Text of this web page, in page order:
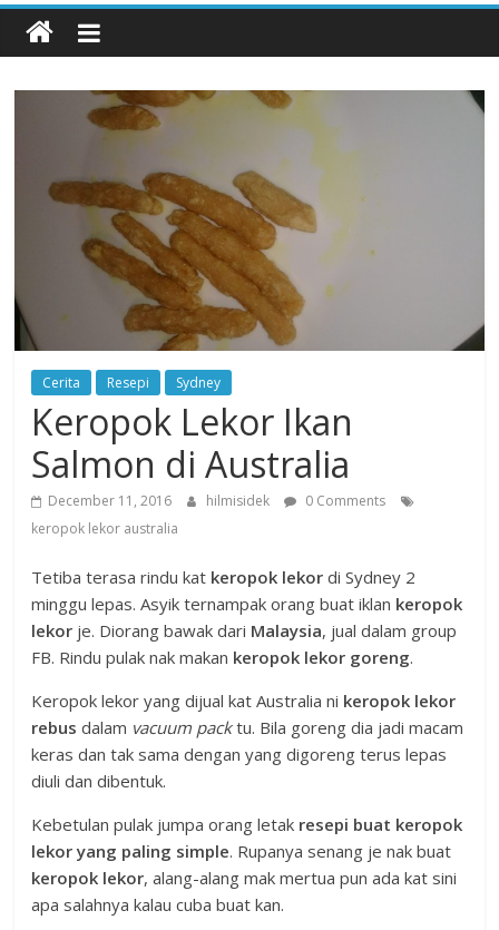
Cerita Resepi Sydney
Keropok Lekor Ikan
Salmon di Australia
December 11, 2016 hilmisidek
0 Comments
keropok lekor australia
Tetiba terasa rindu kat keropok lekor di Sydney 2
minggu lepas. Asyik ternampak orang buat iklan keropok
lekor je. Diorang bawak dari Malaysia, jual dalam group
FB. Rindu pulak nak makan keropok lekor goreng.
Keropok lekor yang dijual kat Australia ni keropok lekor
rebus dalam vacuum packtu. Bila goreng dia jadi macam
keras dan tak sama dengan yang digoreng terus lepas
diuli dan dibentuk.
Kebetulan pulak jumpa orang letak resepi buat keropok
lekor yang paling simple. Rupanya senang je nak buat
keropok lekor, alang-alang mak mertua pun ada kat sini
apa salahnya kalau cuba buat kan.